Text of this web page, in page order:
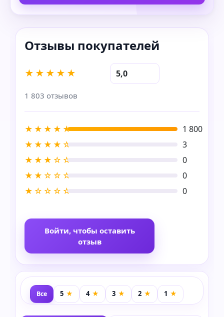
★★★★★ 5,0
1 803 отзывов
★★★★★
1 800
★★★★☆
3
★★★☆☆
0
★★☆☆☆
0
★☆☆☆☆
0
Войти, чтобы оставить
отзыв
Все